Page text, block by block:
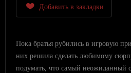
Добавить в закладки
Пока братья рубились в игровую
них решила сделать любимому
подумать, что самый неожиданный